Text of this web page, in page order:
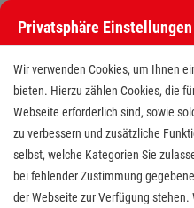
Privatsphäre Einstellungen
Wir verwenden Cookies, um Ihnen
bieten. Hierzu zählen Cookies, die
Webseite erforderlich sind, sowie
zu verbessern und zusätzliche
selbst, welche Kategorien Sie
bei fehlender Zustimmung
der Webseite zur Verfügung